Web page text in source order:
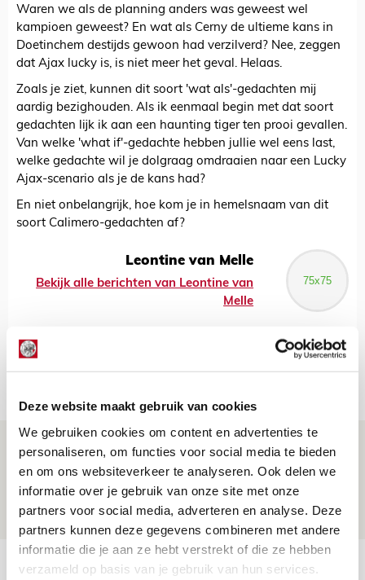
Deze website maakt gebruik van cookies
We gebruiken cookies om content en advertenties te
personaliseren, om functies voor social media te bieden
en om ons websiteverkeer te analyseren. Ook delen we
informatie over je gebruik van onze site met onze
partners voor social media, adverteren en analyse. Deze
partners kunnen deze gegevens combineren met andere
informatie die je aan ze hebt verstrekt of die ze hebben
verzameld op basis van je gebruik van hun services.
Waren we als de planning anders was geweest wel
kampioen geweest? En wat als Cerny de ultieme kans in
Doetinchem destijds gewoon had verzilverd? Nee, zeggen
dat Ajax lucky is, is niet meer het geval. Helaas.
Zoals je ziet, kunnen dit soort 'wat als'-gedachten mij
aardig bezighouden. Als ik eenmaal begin met dat soort
gedachten lijk ik aan een haunting tiger ten prooi gevallen.
Van welke 'what if'-gedachte hebben jullie wel eens last,
welke gedachte wil je dolgraag omdraaien naar een Lucky
Ajax-scenario als je de kans had?
En niet onbelangrijk, hoe kom je in hemelsnaam van dit
soort Calimero-gedachten af?
Leontine van Melle
Bekijk alle berichten van Leontine van
Melle
Brandt: ‘Ajax en Cruijff bleven door
mijn hoofd spoken’
07 AUGUSTUS 2026 - 20:02
NIEUWS
Míchel geeft blessure-update en